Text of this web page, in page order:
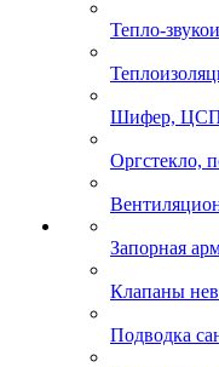
Тепло-
Шифер,
Оргстекло,
Запорная
Клапаны
Подводка